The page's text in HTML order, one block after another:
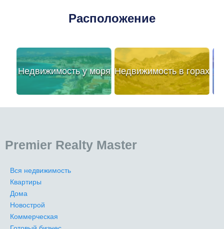
Расположение
Недвижимость у моря Недвижимость в горах
Premier Realty Master
Вся недвижимость
Квартиры
Дома
Новострой
Коммерческая